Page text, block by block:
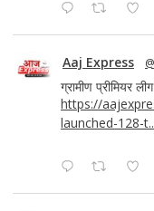
Aaj Express
ग्रामीण प्रीमियर
https://
launched-128-